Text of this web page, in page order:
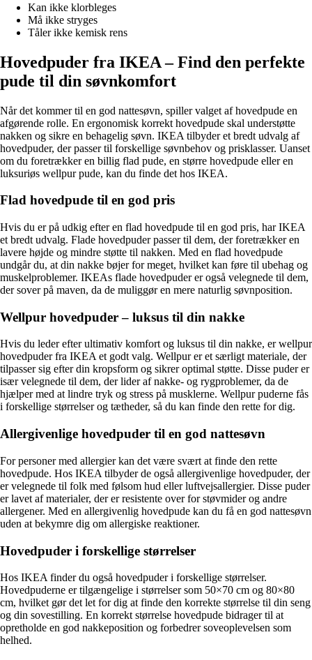
Kan ikke klorbleges
Må ikke stryges
Tåler ikke kemisk rens
Hovedpuder fra IKEA – Find den perfekte
pude til din søvnkomfort
Når det kommer til en god nattesøvn, spiller valget af hovedpude en
afgørende rolle. En ergonomisk korrekt hovedpude skal understøtte
nakken og sikre en behagelig søvn. IKEA tilbyder et bredt udvalg af
hovedpuder, der passer til forskellige søvnbehov og prisklasser. Uanset
om du foretrækker en billig flad pude, en større hovedpude eller en
luksuriøs wellpur pude, kan du finde det hos IKEA.
Flad hovedpude til en god pris
Hvis du er på udkig efter en flad hovedpude til en god pris, har IKEA
et bredt udvalg. Flade hovedpuder passer til dem, der foretrækker en
lavere højde og mindre støtte til nakken. Med en flad hovedpude
undgår du, at din nakke bøjer for meget, hvilket kan føre til ubehag og
muskelproblemer. IKEAs flade hovedpuder er også velegnede til dem,
der sover på maven, da de muliggør en mere naturlig søvnposition.
Wellpur hovedpuder – luksus til din nakke
Hvis du leder efter ultimativ komfort og luksus til din nakke, er wellpur
hovedpuder fra IKEA et godt valg. Wellpur er et særligt materiale, der
tilpasser sig efter din kropsform og sikrer optimal støtte. Disse puder er
især velegnede til dem, der lider af nakke- og rygproblemer, da de
hjælper med at lindre tryk og stress på musklerne. Wellpur puderne fås
i forskellige størrelser og tætheder, så du kan finde den rette for dig.
Allergivenlige hovedpuder til en god nattesøvn
For personer med allergier kan det være svært at finde den rette
hovedpude. Hos IKEA tilbyder de også allergivenlige hovedpuder, der
er velegnede til folk med følsom hud eller luftvejsallergier. Disse puder
er lavet af materialer, der er resistente over for støvmider og andre
allergener. Med en allergivenlig hovedpude kan du få en god nattesøvn
uden at bekymre dig om allergiske reaktioner.
Hovedpuder i forskellige størrelser
Hos IKEA finder du også hovedpuder i forskellige størrelser.
Hovedpuderne er tilgængelige i størrelser som 50×70 cm og 80×80
cm, hvilket gør det let for dig at finde den korrekte størrelse til din seng
og din sovestilling. En korrekt størrelse hovedpude bidrager til at
opretholde en god nakkeposition og forbedrer soveoplevelsen som
helhed.